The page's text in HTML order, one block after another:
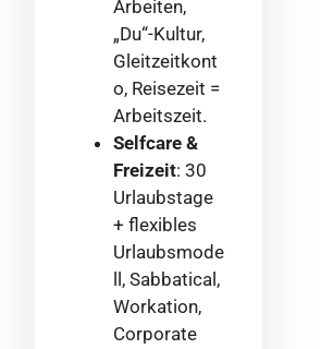
Arbeiten,
„Du“-Kultur,
Gleitzeitkont
o, Reisezeit =
Arbeitszeit.
Selfcare &
Freizeit: 30
Urlaubstage
+ flexibles
Urlaubsmode
ll, Sabbatical,
Workation,
Corporate